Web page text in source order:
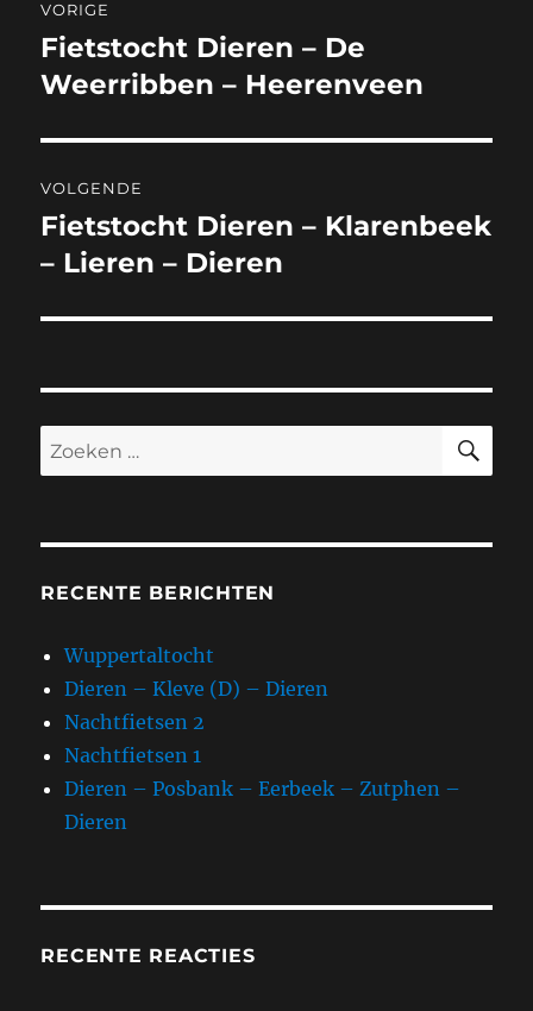
navigatie
VORIGE
Vorig
bericht:
Fietstocht Dieren – De
Weerribben – Heerenveen
VOLGENDE
Volgend
bericht:
Fietstocht Dieren – Klarenbeek
– Lieren – Dieren
Zoeken
naar:
RECENTE BERICHTEN
Wuppertaltocht
Dieren – Kleve (D) – Dieren
Nachtfietsen 2
Nachtfietsen 1
Dieren – Posbank – Eerbeek – Zutphen –
Dieren
RECENTE REACTIES